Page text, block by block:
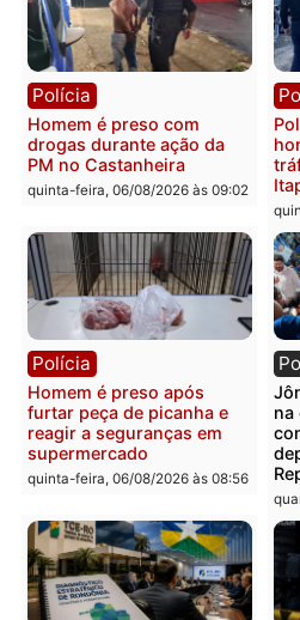
Polícia
Homem é esfaqueado no
tórax durante briga com
Guimarães
quinta-feira, 06/08/2026 às 09:24
Polícia
Homem é preso com
PM no Castanheira
quinta-feira, 06/08/2026 às 09:02